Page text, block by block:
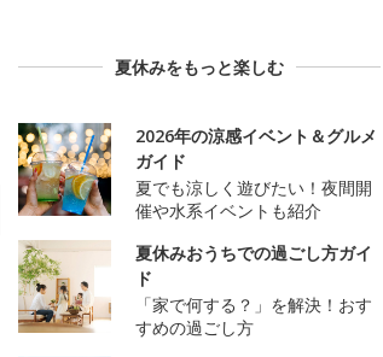
夏休みをもっと楽しむ
2026年の涼感イベント＆グルメ
ガイド
夏でも涼しく遊びたい！夜間開
催や水系イベントも紹介
夏休みおうちでの過ごし方ガイ
ド
「家で何する？」を解決！おす
すめの過ごし方